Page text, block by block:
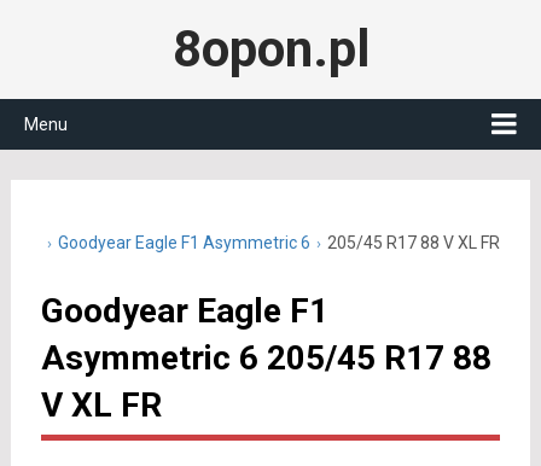
8opon.pl
Menu
Goodyear Eagle F1 Asymmetric 6 205/45 R17 88 V XL FR
Goodyear Eagle F1
Asymmetric 6 205/45 R17 88
V XL FR